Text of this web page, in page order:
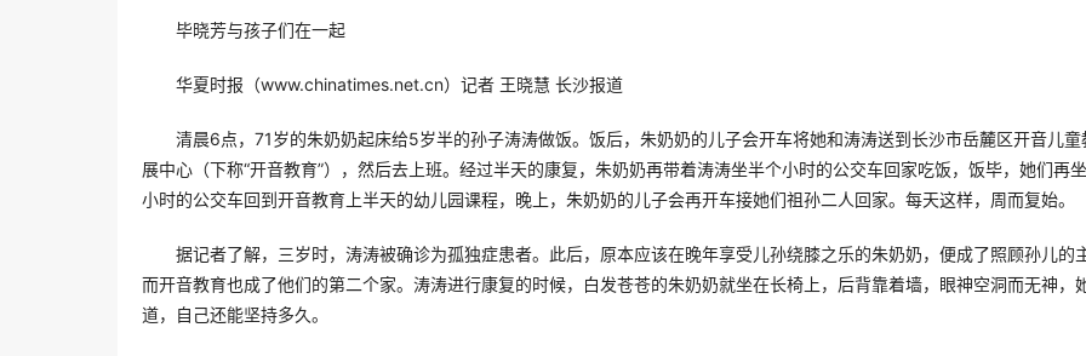
毕晓芳与孩子们在一起
华夏时报（www.chinatimes.net.cn）记者 王晓慧 长沙报道
清晨6点，71岁的朱奶奶起床给5岁半的孙子涛涛做饭。饭后，朱奶奶的儿子会开车将她和涛涛送到长沙市岳麓区开音儿童
展中心（下称“开音教育”），然后去上班。经过半天的康复，朱奶奶再带着涛涛坐半个小时的公交车回家吃饭，饭毕，她们再
小时的公交车回到开音教育上半天的幼儿园课程，晚上，朱奶奶的儿子会再开车接她们祖孙二人回家。每天这样，周而复始。
据记者了解，三岁时，涛涛被确诊为孤独症患者。此后，原本应该在晚年享受儿孙绕膝之乐的朱奶奶，便成了照顾孙儿的
而开音教育也成了他们的第二个家。涛涛进行康复的时候，白发苍苍的朱奶奶就坐在长椅上，后背靠着墙，眼神空洞而无神，
道，自己还能坚持多久。